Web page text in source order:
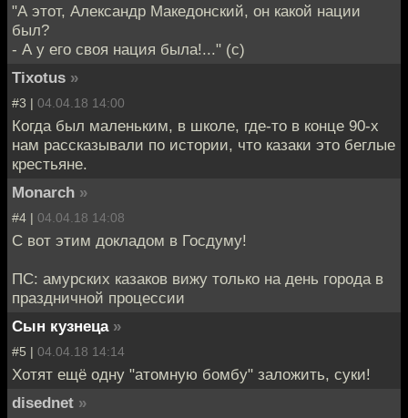
"А этот, Александр Македонский, он какой нации
был?
- А у его своя нация была!..." (с)
Tixotus »
#3 | 04.04.18 14:00
Когда был маленьким, в школе, где-то в конце 90-х
нам рассказывали по истории, что казаки это беглые
крестьяне.
Monarch »
#4 | 04.04.18 14:08
С вот этим докладом в Госдуму!
ПС: амурских казаков вижу только на день города в
праздничной процессии
Сын кузнеца »
#5 | 04.04.18 14:14
Хотят ещё одну "атомную бомбу" заложить, суки!
disednet »